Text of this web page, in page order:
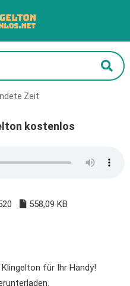
Zeit
kostenlos
558,09 KB
für Ihr Handy!